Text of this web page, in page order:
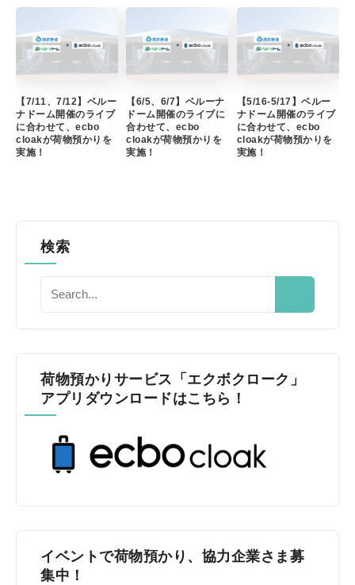
【7/11、7/12】ベルー
ナドーム開催のライブ
に合わせて、ecbo
cloakが荷物預かりを
実施！
【6/5、6/7】ベルーナ
ドーム開催のライブに
合わせて、ecbo
cloakが荷物預かりを
実施！
【5/16-5/17】ベルー
ナドーム開催のライブ
に合わせて、ecbo
cloakが荷物預かりを
実施！
検索
荷物預かりサービス「エクボクローク」
アプリダウンロードはこちら！
イベントで荷物預かり、協力企業さま募
集中！